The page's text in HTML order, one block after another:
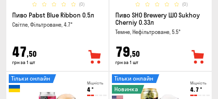
(0)
Пиво Pabst Blue Ribbon 0.5л
Світле, Фільтроване, 4.7°
47,50
грн за 1 шт
(0)
Пиво SHO Brewery ШО Sukhoy
Cherniy 0.33л
Темне, Нефільтроване, 5.5°
79,50
грн за 1 шт
Міцність
4°
Тільки онлайн
Міцність
4.7 °
Тільки онлайн
Новинка